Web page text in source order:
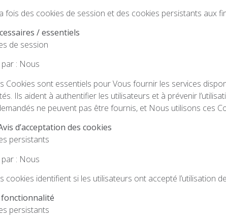
fois des cookies de session et des cookies persistants aux
/ essentiels
de session
: Nous
Cookies sont essentiels pour Vous fournir les services
Ils aident à authentifier les utilisateurs et à prévenir
ne peuvent pas être fournis, et Nous utilisons ces
d’acceptation des cookies
persistants
: Nous
cookies identifient si les utilisateurs ont accepté l’utilisation
fonctionnalité
persistants